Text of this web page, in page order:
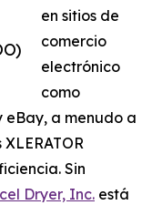
en sitios de
comercio
electrónico
como
eBay, a menudo a
Sin
Dryer, Inc. está